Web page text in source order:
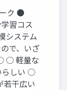
ク ●
習コス
システム
で、いざ
○ 軽量な
らしい ○
若干広い